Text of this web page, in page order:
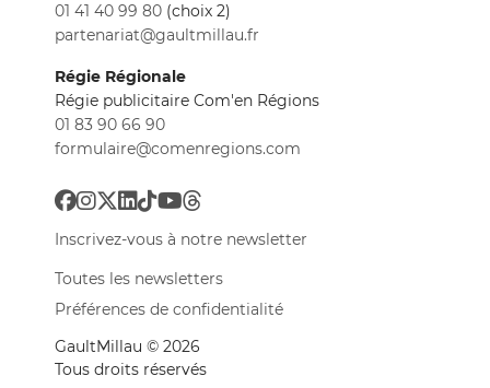
01 41 40 99 80 (choix 2)
partenariat@gaultmillau.fr
Régie Régionale
Régie publicitaire Com'en Régions
01 83 90 66 90
formulaire@comenregions.com
Inscrivez-vous à notre newsletter
Toutes les newsletters
Préférences de confidentialité
GaultMillau © 2026
Tous droits réservés